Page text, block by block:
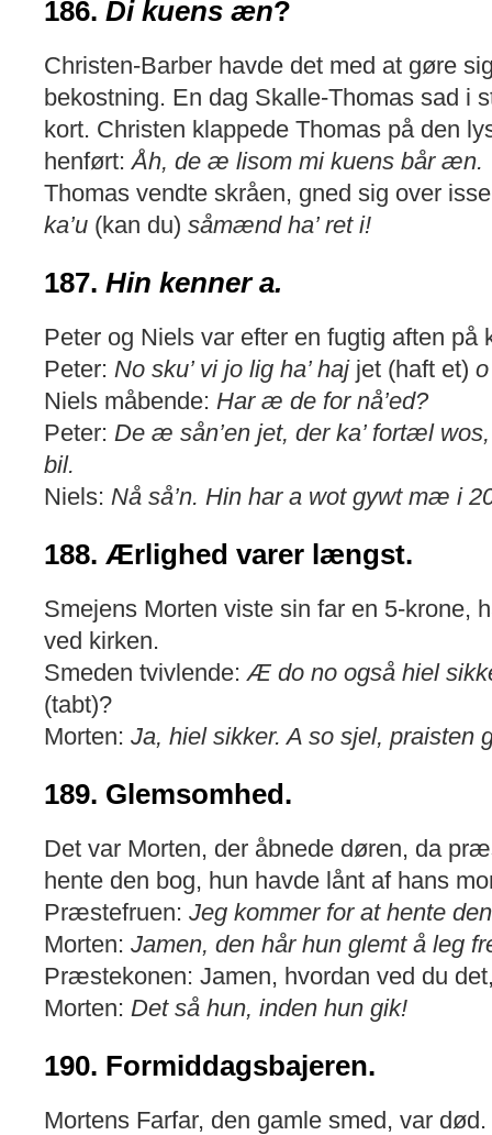
186. Di kuens æn?
Christen-Barber havde det med at gøre
bekostning. En dag Skalle-Thomas sad i
kort. Christen klappede Thomas på den
henført:Åh, de æ lisom mi kuens bår æn.
Thomas vendte skråen, gned sig over
ka’u (kan du) såmænd ha’ ret i!
187. Hin kenner a.
Peter og Niels var efter en fugtig aften på
Peter: No sku’ vi jo lig ha’ hajjet (haft et)
Niels måbende: Har æ de for nå’ed?
Peter: De æ sån’en jet, der ka’ fortæl
bil.
Niels: Nå så’n. Hin har a wot gywt mæ i
188. Ærlighed varer længst.
Smejens Morten viste sin far en 5-krone,
ved kirken.
Smeden tvivlende:Æ do no også hiel
(tabt)?
Morten: Ja, hiel sikker. A so sjel, praisten
189. Glemsomhed.
Det var Morten, der åbnede døren, da
hente den bog, hun havde lånt af hans
Præstefruen: Jeg kommer for at hente
Morten: Jamen, den hår hun glemt å leg
Præstekonen: Jamen, hvordan ved du
Morten: Det så hun, inden hun gik!
190. Formiddagsbajeren.
Mortens Farfar, den gamle smed, var